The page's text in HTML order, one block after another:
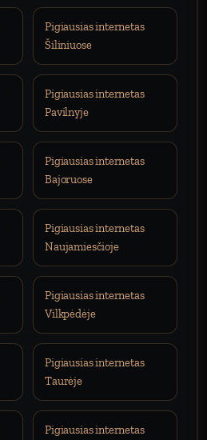
Pigiausias internetas
Šiliniuose
Pigiausias internetas
Pavilnyje
Pigiausias internetas
Bajoruose
Pigiausias internetas
Naujamiesčioje
Pigiausias internetas
Vilkpėdėje
Pigiausias internetas
Taurėje
Pigiausias internetas